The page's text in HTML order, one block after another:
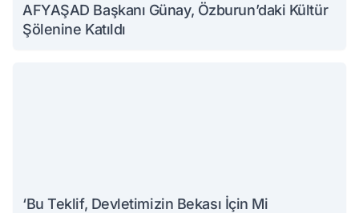
AFYAŞAD Başkanı Günay, Özburun’daki Kültür
Şölenine Katıldı
‘Bu Teklif, Devletimizin Bekası İçin Mi